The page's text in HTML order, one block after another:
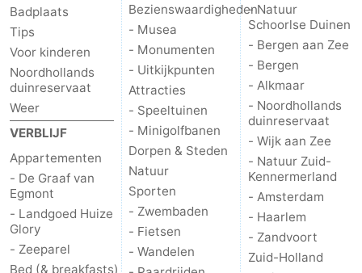
Badplaats
Tips
Voor kinderen
Noordhollands
duinreservaat
Weer
VERBLIJF
Appartementen
- De Graaf van
Egmont
- Landgoed Huize
Glory
- Zeeparel
Bed (& breakfasts)
Bezienswaardigheden
- Musea
- Monumenten
- Uitkijkpunten
Attracties
- Speeltuinen
- Minigolfbanen
Dorpen & Steden
Natuur
Sporten
- Zwembaden
- Fietsen
- Wandelen
- Natuur
Schoorlse Duinen
- Bergen aan Zee
- Bergen
- Alkmaar
- Noordhollands
duinreservaat
- Wijk aan Zee
- Natuur Zuid-
Kennermerland
- Amsterdam
- Haarlem
- Zandvoort
Zuid-Holland